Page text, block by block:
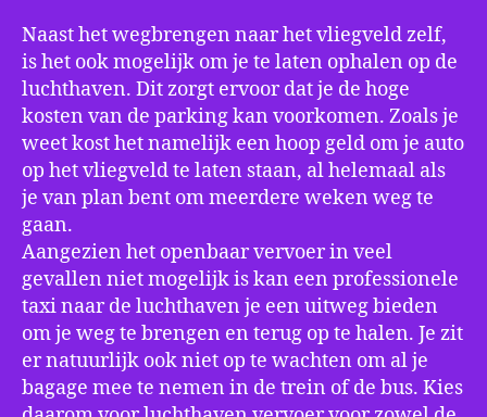
Naast het wegbrengen naar het vliegveld zelf,
is het ook mogelijk om je te laten ophalen op de
luchthaven. Dit zorgt ervoor dat je de hoge
kosten van de parking kan voorkomen. Zoals je
weet kost het namelijk een hoop geld om je auto
op het vliegveld te laten staan, al helemaal als
je van plan bent om meerdere weken weg te
gaan.
Aangezien het openbaar vervoer in veel
gevallen niet mogelijk is kan een professionele
taxi naar de luchthaven je een uitweg bieden
om je weg te brengen en terug op te halen. Je zit
er natuurlijk ook niet op te wachten om al je
bagage mee te nemen in de trein of de bus. Kies